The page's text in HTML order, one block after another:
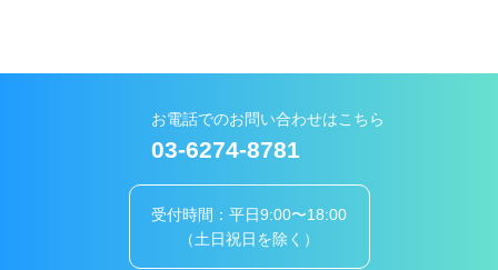
お電話でのお問い合わせはこちら
03-6274-8781
受付時間：平日9:00〜18:00
（土日祝日を除く）